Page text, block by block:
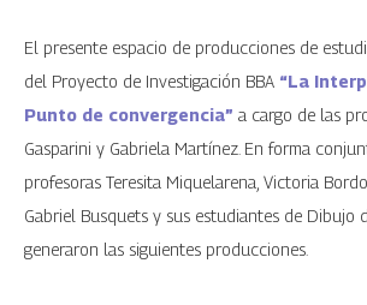
El presente espacio de producciones de
del Proyecto de Investigación BBA “La
Punto de convergencia” a cargo de las
Gasparini y Gabriela Martínez. En forma
profesoras Teresita Miquelarena, Victoria
Gabriel Busquets y sus estudiantes de Dibujo
generaron las siguientes producciones.